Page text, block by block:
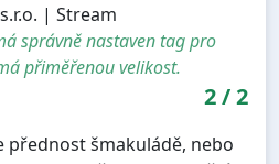
| Stream
správně nastaven tag pro
přiměřenou velikost.
2/2
přednost šmakuládě, nebo